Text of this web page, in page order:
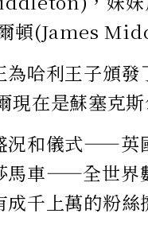
頓(James
哈利王子頒發
在是蘇塞克斯
況和儀式——英
馬車——全世界
千上萬的粉絲